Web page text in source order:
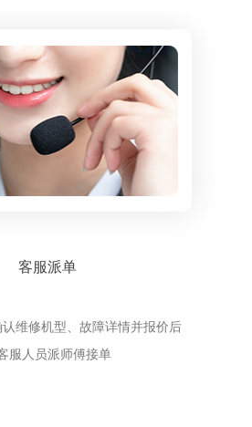
客服派单
维修机型、故障详情并报价后
服人员派师傅接单